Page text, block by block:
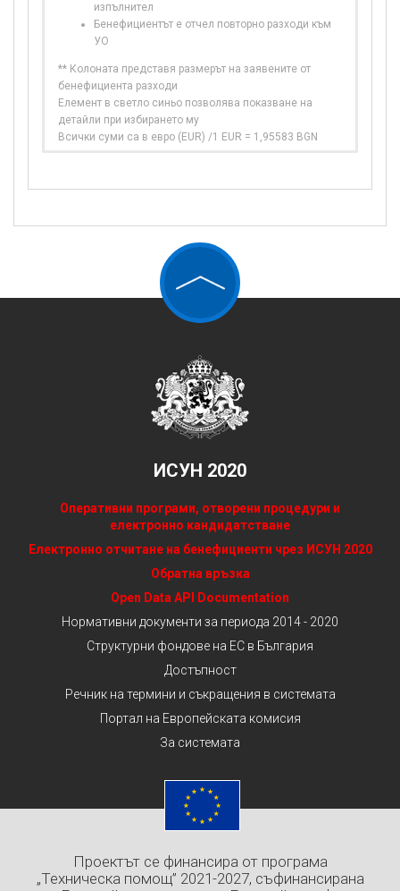
изпълнител
Бенефициентът е отчел повторно разходи към
УО
** Колоната представя размерът на заявените от
бенефициента разходи
Елемент в светло синьо позволява показване на
детайли при избирането му
Всички суми са в евро (EUR) /1 EUR = 1,95583 BGN
ИСУН 2020
Оперативни програми, отворени процедури и
електронно кандидатстване
Електронно отчитане на бенефициенти чрез ИСУН 2020
Обратна връзка
Open Data API Documentation
Нормативни документи за периода 2014 - 2020
Структурни фондове на ЕС в България
Достъпност
Речник на термини и съкращения в системата
Портал на Европейската комисия
За системата
Проектът се финансира от програма
„Техническа помощ” 2021-2027, съфинансирана